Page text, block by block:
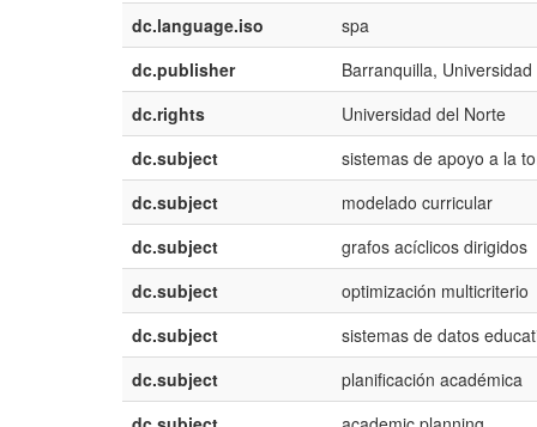
dc.language.iso
spa
dc.publisher
Barranquilla,
dc.rights
Universidad del Norte
dc.subject
sistemas de apoyo a la
dc.subject
modelado curricular
dc.subject
grafos acíclicos dirigidos
dc.subject
optimización multicriterio
dc.subject
sistemas de datos
dc.subject
planificación académica